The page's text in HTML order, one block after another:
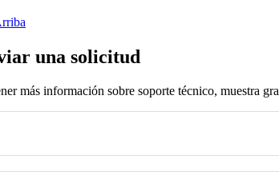
una solicitud
más información sobre soporte técnico, muestra